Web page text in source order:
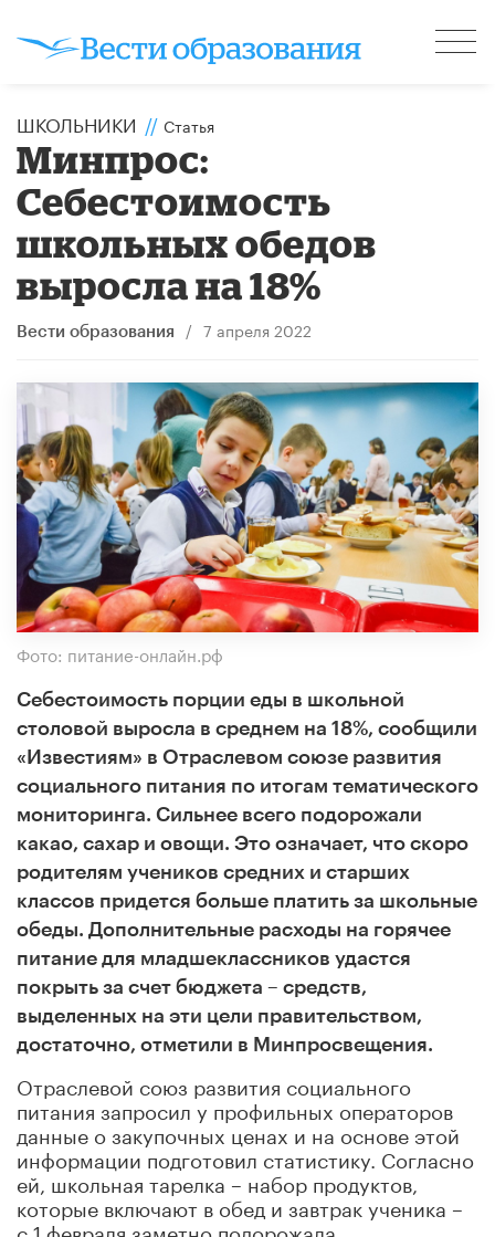
ШКОЛЬНИКИ // Статья
Минпрос:
Себестоимость
школьных обедов
выросла на 18%
Вести образования / 7 апреля 2022
Фото: питание-онлайн.рф
Себестоимость порции еды в школьной
столовой выросла в среднем на 18%, сообщили
«Известиям» в Отраслевом союзе развития
социального питания по итогам тематического
мониторинга. Сильнее всего подорожали
какао, сахар и овощи. Это означает, что скоро
родителям учеников средних и старших
классов придется больше платить за школьные
обеды. Дополнительные расходы на горячее
питание для младшеклассников удастся
покрыть за счет бюджета – средств,
выделенных на эти цели правительством,
достаточно, отметили в Минпросвещения.
Отраслевой союз развития социального
питания запросил у профильных операторов
данные о закупочных ценах и на основе этой
информации подготовил статистику. Согласно
ей, школьная тарелка – набор продуктов,
которые включают в обед и завтрак ученика –
с 1 февраля заметно подорожала.